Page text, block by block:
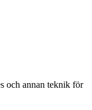
och annan teknik för